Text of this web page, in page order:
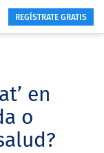
REGÍSTRATE GRATIS
en
o